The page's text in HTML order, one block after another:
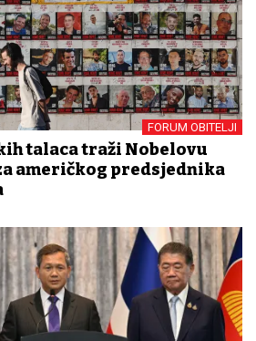
FORUM OBITELJI
talaca traži Nobelovu
američkog predsjednika